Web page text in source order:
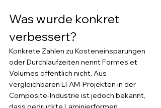
Was wurde konkret
verbessert?
Konkrete Zahlen zu Kosteneinsparungen
oder Durchlaufzeiten nennt Formes et
Volumes öffentlich nicht. Aus
vergleichbaren LFAM-Projekten in der
Composite-Industrie ist jedoch bekannt,